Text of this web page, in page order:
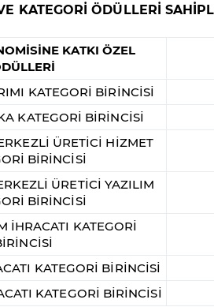
KATEGORİ ÖDÜLLERİ
KATKI ÖZEL
KATEGORİ BİRİNCİSİ
KATEGORİ BİRİNCİSİ
ÜRETİCİ HİZMET
BİRİNCİSİ
ÜRETİCİ YAZILIM
BİRİNCİSİ
İHRACATI KATEGORİ
KATEGORİ BİRİNCİSİ
KATEGORİ BİRİNCİSİ